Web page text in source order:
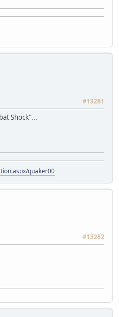
#13281
Shock"...
quaker00
#13282